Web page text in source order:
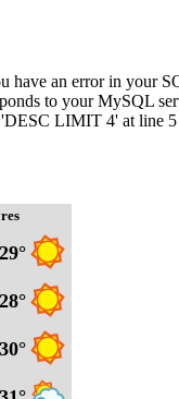
have an error in your
to your MySQL
'DESC LIMIT 4' at line 5